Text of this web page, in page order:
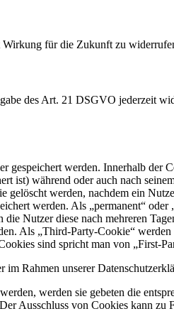
für die Zukunft zu
des Art. 21 DSGVO jederzeit
gespeichert werden. Innerhalb
ist) während oder auch nach
gelöscht werden, nachdem ein
werden. Als „permanent“
Nutzer diese nach mehreren
Als „Third-Party-Cookie“
sind spricht man von „First-
im Rahmen unserer
werden sie gebeten die
Ausschluss von Cookies kann zu